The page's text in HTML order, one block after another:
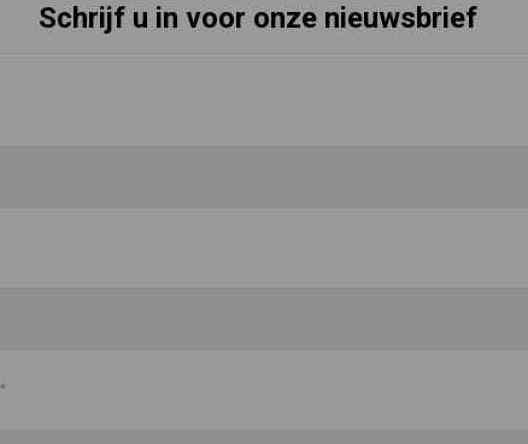
Schrijf u in voor onze nieuwsbrief
*